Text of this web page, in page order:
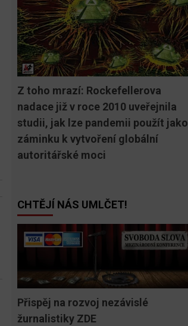
Z toho mrazí: Rockefellerova
nadace již v roce 2010 uveřejnila
studii, jak lze pandemii použít jako
záminku k vytvoření globální
autoritářské moci
CHTĚJÍ NÁS UMLČET!
Přispěj na rozvoj nezávislé
žurnalistiky ZDE